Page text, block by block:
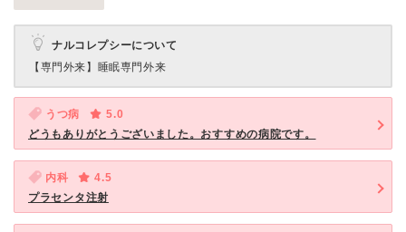
ナルコレプシーについて
【専門外来】 睡眠専門外来
うつ病
5.0
どうもありがとうございました。おすすめの病院です。
内科
4.5
プラセンタ注射